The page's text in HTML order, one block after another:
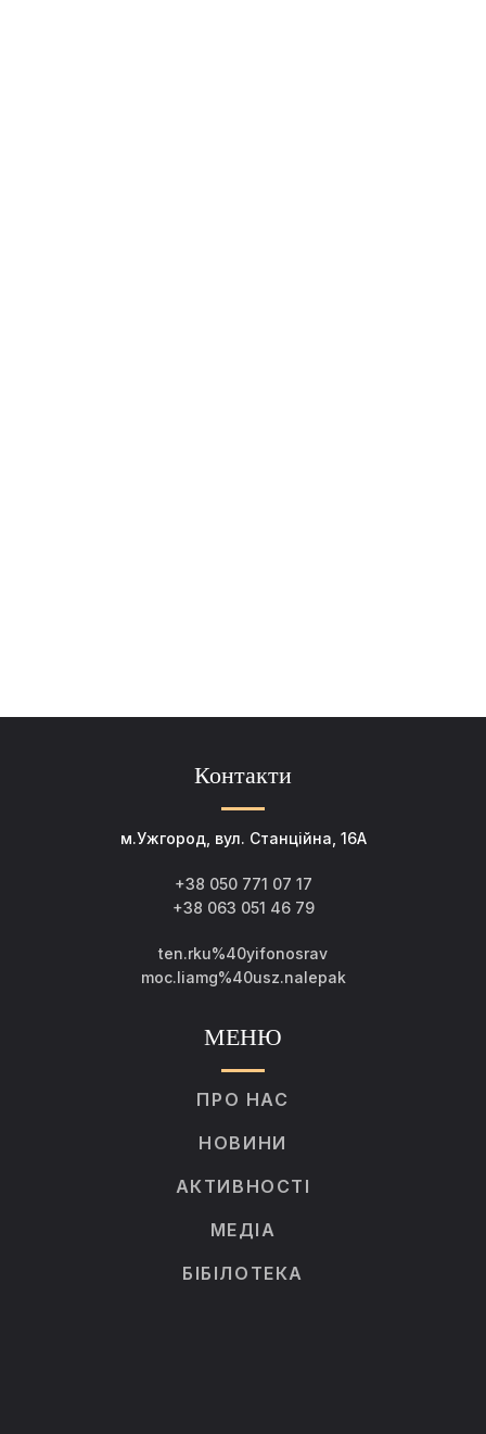
Контакти
м.Ужгород, вул. Станційна, 16А
+38 050 771 07 17
+38 063 051 46 79
ten.rku%40yifonosrav
moc.liamg%40usz.nalepak
МЕНЮ
ПРО НАС
НОВИНИ
АКТИВНОСТІ
МЕДІА
БІБІЛОТЕКА